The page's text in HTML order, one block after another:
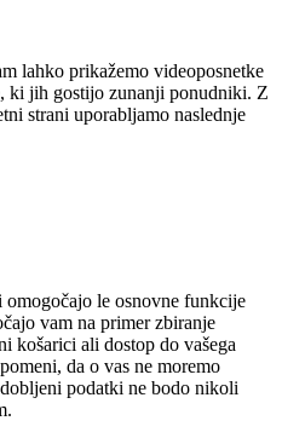
lahko prikažemo videoposnetke
ki jih gostijo zunanji ponudniki. Z
strani uporabljamo naslednje
le osnovne funkcije
vam na primer zbiranje
košarici ali dostop do vašega
da o vas ne moremo
podatki ne bodo nikoli